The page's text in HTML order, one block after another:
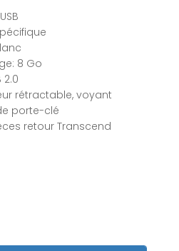
8 Go
2.0
rétractable, voyant
porte-clé
retour Transcend